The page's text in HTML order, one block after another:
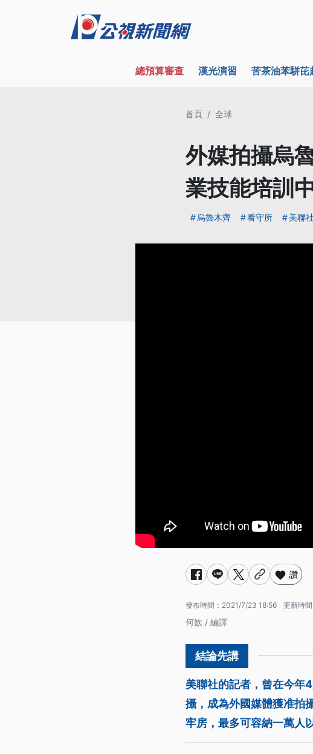
總預算審查 漢光演習 苦茶油苯駢芘
首頁 全球
外媒拍攝烏
業技能培訓中
烏魯木齊 看守所 美聯社
讚
發布時間： 2021/7/23 18:56 更新時間
何歆 / 編譯
美聯社的記者，曾在今年
攝，成為外國媒體獲准拍
牢房，最多可容納一萬人